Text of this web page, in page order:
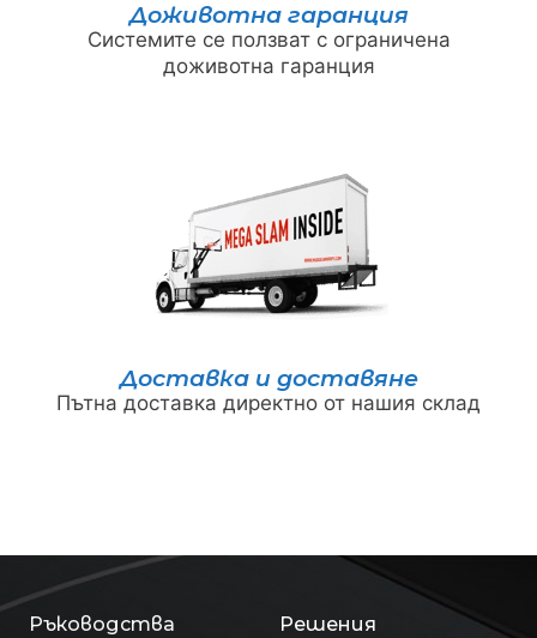
Доживотна гаранция
Системите се ползват с ограничена
доживотна гаранция
Доставка и доставяне
Пътна доставка директно от нашия склад
Решения
Ръководства